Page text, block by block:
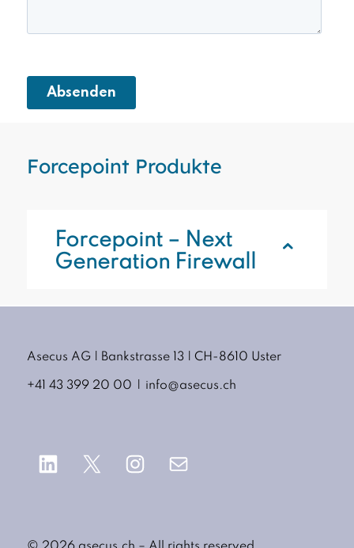
Forcepoint Produkte
Forcepoint – Next
Generation Firewall
Asecus AG Bankstrasse 13 CH-8610 Uster
+41 43 399 20 00 info@asecus.ch
LinkedIn
X Instagram
E-Mail